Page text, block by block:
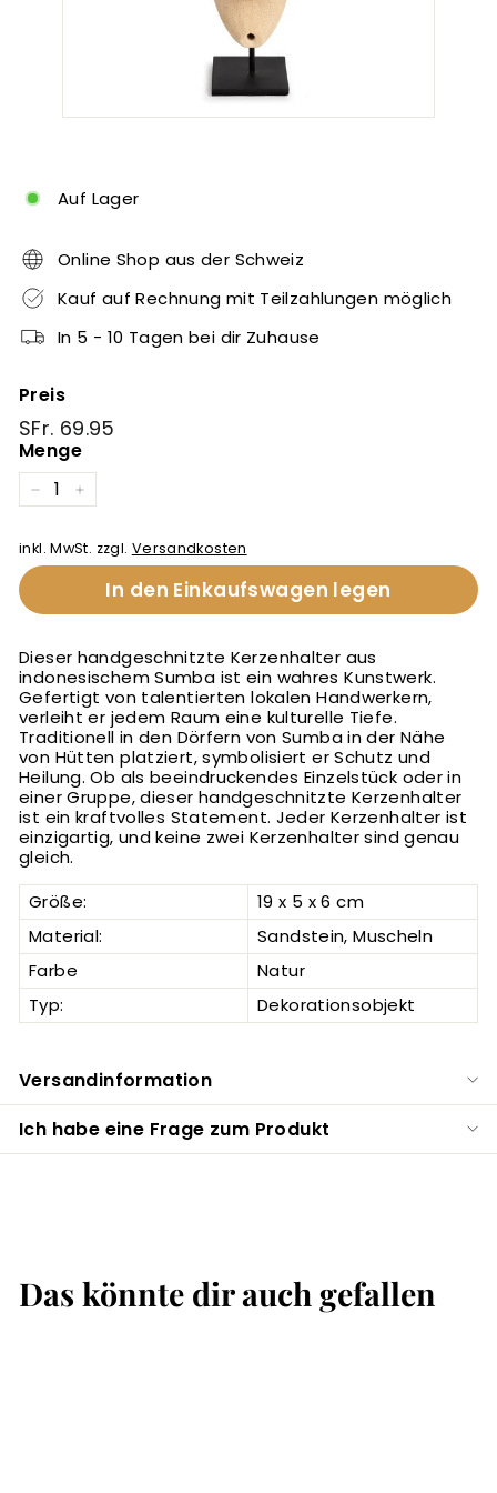
Auf Lager
Online Shop aus der Schweiz
Kauf auf Rechnung mit Teilzahlungen möglich
In 5 - 10 Tagen bei dir Zuhause
Preis
Normaler
Preis
SFr. 69.95
Menge
− +
inkl. MwSt. zzgl. Versandkosten
In den Einkaufswagen legen
Dieser handgeschnitzte Kerzenhalter aus
indonesischem Sumba ist ein wahres Kunstwerk.
Gefertigt von talentierten lokalen Handwerkern,
verleiht er jedem Raum eine kulturelle Tiefe.
Traditionell in den Dörfern von Sumba in der Nähe
von Hütten platziert, symbolisiert er Schutz und
Heilung. Ob als beeindruckendes Einzelstück oder in
einer Gruppe, dieser handgeschnitzte Kerzenhalter
ist ein kraftvolles Statement. Jeder Kerzenhalter ist
einzigartig, und keine zwei Kerzenhalter sind genau
gleich.
Größe:
19 x 5 x 6 cm
Material:
Sandstein, Muscheln
Farbe
Natur
Typ:
Dekorationsobjekt
Versandinformation
Ich habe eine Frage zum Produkt
Das könnte dir auch gefallen